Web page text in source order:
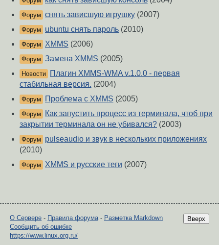
Форум снять зависшую игрушку (2007)
Форум ubuntu снять пароль (2010)
Форум XMMS (2006)
Форум Замена XMMS (2005)
Новости
Плагин XMMS-WMA v.1.0.0 - первая
стабильная версия. (2004)
Форум Проблема с XMMS (2005)
Форум
Как запустить процесс из терминала, чтоб при
закрытии терминала он не убивался? (2003)
Форум
pulseaudio и звук в нескольких приложениях
(2010)
Форум XMMS и русские теги (2007)
Вверх
О Сервере - Правила форума- Разметка Markdown
Сообщить об ошибке
https://www.linux.org.ru/